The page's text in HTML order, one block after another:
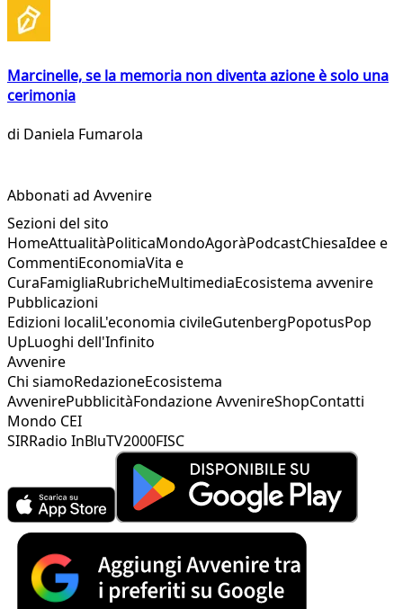
Marcinelle, se la memoria non diventa azione è solo una
cerimonia
di Daniela Fumarola
Abbonati ad Avvenire
Sezioni del sito
HomeAttualitàPoliticaMondoAgoràPodcastChiesaIdee e
CommentiEconomiaVita e
CuraFamigliaRubricheMultimediaEcosistema avvenire
Pubblicazioni
Edizioni localiL'economia civileGutenbergPopotusPop
UpLuoghi dell'Infinito
Avvenire
Chi siamoRedazioneEcosistema
AvvenirePubblicitàFondazione AvvenireShopContatti
Mondo CEI
SIRRadio InBluTV2000FISC